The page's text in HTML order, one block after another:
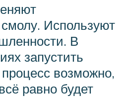
Используют
В
запустить
возможно,
равно будет